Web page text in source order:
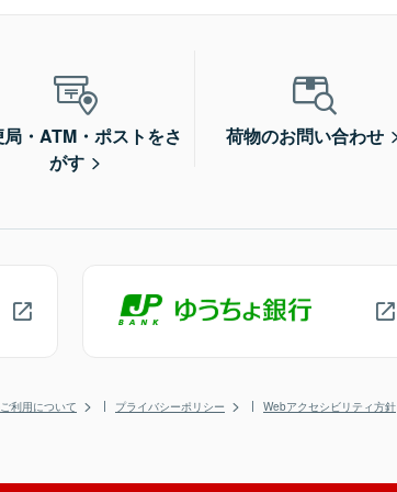
・ATM・ポストをさ
がす
荷物のお問い合わせ
利用について プライバシーポリシー Webアクセシビリティ方針